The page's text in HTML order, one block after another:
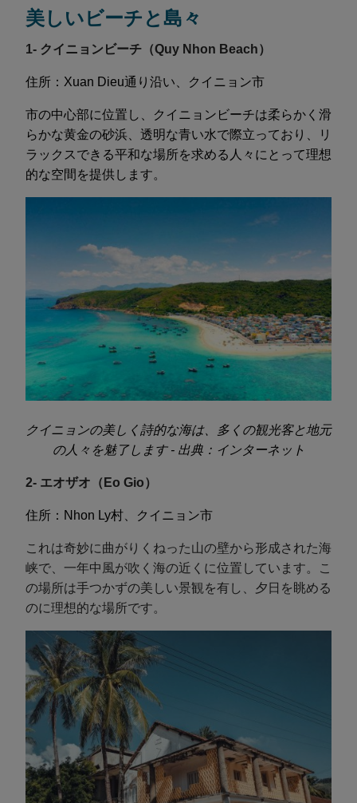
美しいビーチと島々
1- クイニョンビーチ（Quy Nhon Beach）
住所：Xuan Dieu通り沿い、クイニョン市
市の中心部に位置し、クイニョンビーチは柔らかく滑
らかな黄金の砂浜、透明な青い水で際立っており、リ
ラックスできる平和な場所を求める人々にとって理想
的な空間を提供します。
クイニョンの美しく詩的な海は、多くの観光客と地元
の人々を魅了します - 出典：インターネット
2- エオザオ（Eo Gio）
住所：Nhon Ly村、クイニョン市
これは奇妙に曲がりくねった山の壁から形成された海
峡で、一年中風が吹く海の近くに位置しています。こ
の場所は手つかずの美しい景観を有し、夕日を眺める
のに理想的な場所です。